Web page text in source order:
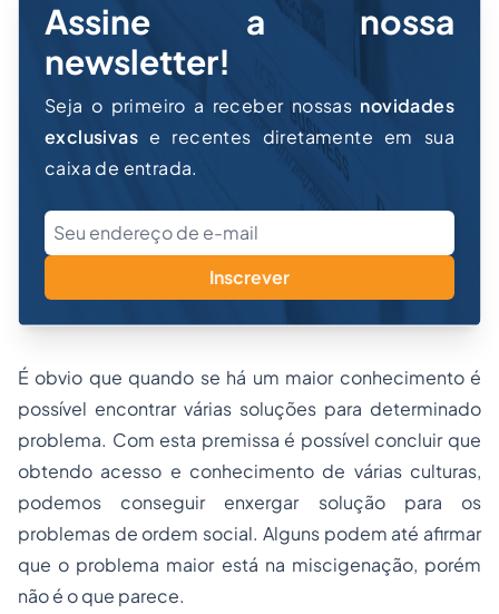
Assine a nossa
newsletter!
Seja o primeiro a receber nossas novidades
exclusivas e recentes diretamente em sua
caixa de entrada.
Inscrever
É obvio que quando se há um maior conhecimento é
possível encontrar várias soluções para determinado
problema. Com esta premissa é possível concluir que
obtendo acesso e conhecimento de várias culturas,
podemos conseguir enxergar solução para os
problemas de ordem social. Alguns podem até afirmar
que o problema maior está na miscigenação, porém
não é o que parece.